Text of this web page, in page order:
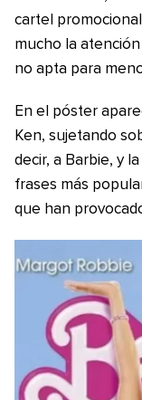
cartel
mucho la
no apta para
En el póster
Ken, sujetando
decir, a Barbie, y
frases más
que han